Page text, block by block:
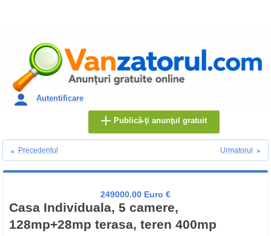
Autentificare
Publică-ţi anunţul gratuit
Precedentul Urmatorul
249000.00 Euro €
Casa Individuala, 5 camere,
128mp+28mp terasa, teren 400mp